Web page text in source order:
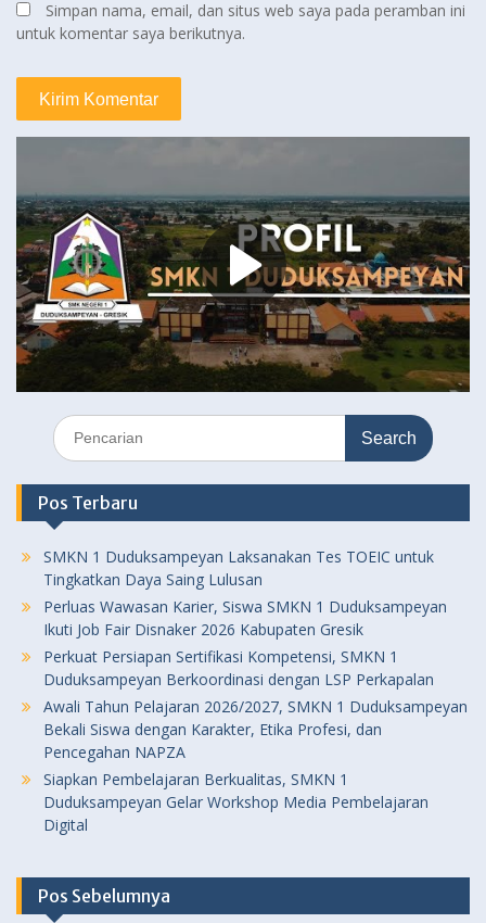
Simpan nama, email, dan situs web saya pada peramban ini
untuk komentar saya berikutnya.
Search
for:
Pos Terbaru
SMKN 1 Duduksampeyan Laksanakan Tes TOEIC untuk
Tingkatkan Daya Saing Lulusan
Perluas Wawasan Karier, Siswa SMKN 1 Duduksampeyan
Ikuti Job Fair Disnaker 2026 Kabupaten Gresik
Perkuat Persiapan Sertifikasi Kompetensi, SMKN 1
Duduksampeyan Berkoordinasi dengan LSP Perkapalan
Awali Tahun Pelajaran 2026/2027, SMKN 1 Duduksampeyan
Bekali Siswa dengan Karakter, Etika Profesi, dan
Pencegahan NAPZA
Siapkan Pembelajaran Berkualitas, SMKN 1
Duduksampeyan Gelar Workshop Media Pembelajaran
Digital
Pos Sebelumnya